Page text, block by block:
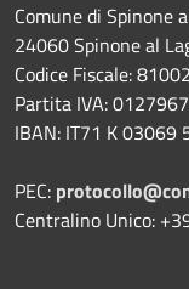
Comune di Spinone
24060 Spinone al
Codice Fiscale:
Partita IVA:
IBAN: IT71 K
PEC:
Centralino Unico: